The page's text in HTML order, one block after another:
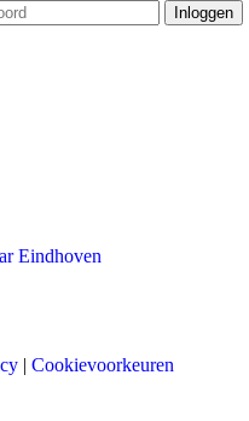
Eindhoven
| Cookievoorkeuren